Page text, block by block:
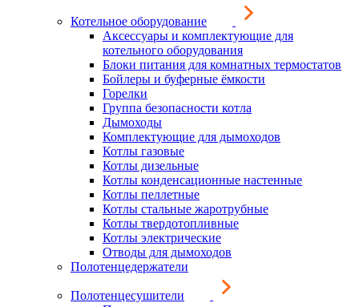
Котельное оборудование
Аксессуары и комплектующие для
котельного оборудования
Блоки питания для комнатных термостатов
Бойлеры и буферные ёмкости
Горелки
Группа безопасности котла
Дымоходы
Комплектующие для дымоходов
Котлы газовые
Котлы дизельные
Котлы конденсационные настенные
Котлы пеллетные
Котлы стальные жаротрубные
Котлы твердотопливные
Котлы электрические
Отводы для дымоходов
Полотенцедержатели
Полотенцесушители